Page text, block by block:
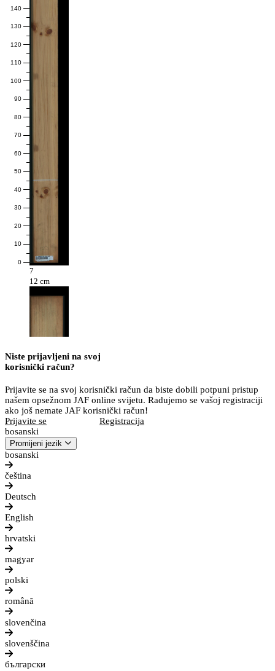
0
10
20
30
40
50
60
70
80
90
100
110
120
130
140
7
12 cm
Niste prijavljeni na svoj
korisnički račun?
Prijavite se na svoj korisnički račun da biste dobili potpuni pristup
našem opsežnom JAF online svijetu. Radujemo se vašoj registraciji
ako još nemate JAF korisnički račun!
Prijavite se
Registracija
bosanski
Promijeni jezik
bosanski
čeština
Deutsch
English
hrvatski
magyar
polski
română
slovenčina
slovenščina
български